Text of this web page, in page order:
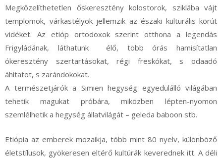
Megközelíthetetlen őskeresztény kolostorok, sziklába vájt
templomok, várkastélyok jellemzik az északi kulturális körút
vidéket. Az etióp ortodoxok szerint otthona a legendás
Frigyládának, láthatunk élő, több órás hamisítatlan
ókeresztény szertartásokat, régi freskókat, s odaadó
áhitatot, s zarándokokat.
A természetjárók a Simien hegység egyedülálló világában
tehetik magukat próbára, miközben lépten-nyomon
szemlélhetik a hegység állatvilágát – geleda baboon stb.
Etiópia az emberek mozaikja, több mint 80 nyelv, különböző
életstílusok, gyökeresen eltérő kultúrák keverednek itt. A déli